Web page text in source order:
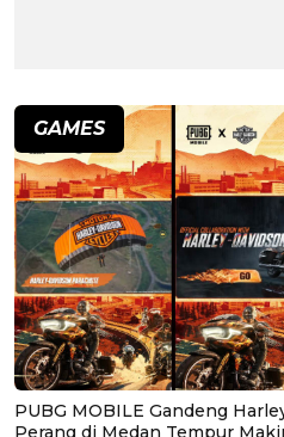
GAMES
PUBG MOBILE Gandeng
Perang di Medan Tempur